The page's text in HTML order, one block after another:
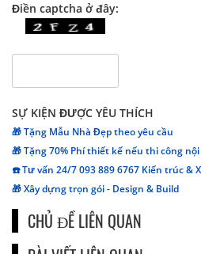
Điền captcha ở đây:
SỰ KIỆN ĐƯỢC YÊU THÍCH
🎁 Tặng Mẫu Nhà Đẹp theo yêu cầu
🎁 Tặng 70% Phí thiết kế nếu thi công
☎️ Tư vấn 24/7 093 889 6767 Kiến trúc &
🎁 Xây dựng trọn gói - Design & Build
CHỦ ĐỀ LIÊN QUAN